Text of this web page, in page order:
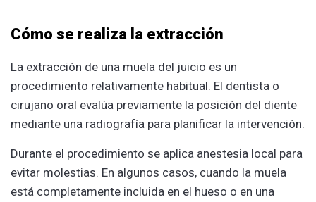
Cómo se realiza la extracción
La extracción de una muela del juicio es un
procedimiento relativamente habitual. El dentista o
cirujano oral evalúa previamente la posición del diente
mediante una radiografía para planificar la intervención.
Durante el procedimiento se aplica anestesia local para
evitar molestias. En algunos casos, cuando la muela
está completamente incluida en el hueso o en una